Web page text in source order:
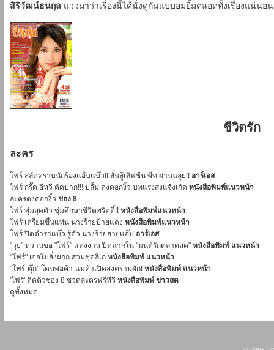
สิริวัฒน์ธนกุล แว่วมาว่าเรื่องนี้ได้นั่งดูกันแบบอมยิ้มตลอดทั้งเรื่องแน่นอ
ชีวิตรัก
ละคร
โฟร์ สลัดคราบนักร้องแอ๊บแบ๊ว!! สั่นสู้เลิฟซีน พีท ผ่านฉลุย!! อาร์เอส
โฟร์ กรี๊ด อีหวี ติดปาก!!! ปลื้ม ดงดอกงิ้ว บทแรงส่งแจ้งเกิด หนังสือพิมพ์แนวหน้า
ละครดงดอกงิ้ว ช่อง 8
โฟร์ ทุ่มสุดตัว ซุ่มศึกษาชีวิตพริตตี้!! หนังสือพิมพ์แนวหน้า
โฟร์ เตรียมขึ้นแท่น นางร้ายป้ายแดง หนังสือพิมพ์แนวหน้า
โฟร์ ปิดตำราแบ๊ว รู้ตัว นางร้ายสายแอ๊บ อาร์เอส
"วุธ" หวานขอ "โฟร์" แต่งงาน ปิดฉากใน "มนต์รักตลาดสด" หนังสือพิมพ์ แนวหน้า
"โฟร์" เจอใบสั่งผกก.สวมชุดลิเก หนังสือพิมพ์ แนวหน้า
"โฟร์-ตุ๊ก" โดนพ่อค้า-แม่ค้าเปิดสงครามผัก! หนังสือพิมพ์ แนวหน้า
'โฟร์' ติดคิวช่อง 8 ชวดละครฟรีทีวี หนังสือพิมพ์ ข่าวสด
ดูทั้งหมด